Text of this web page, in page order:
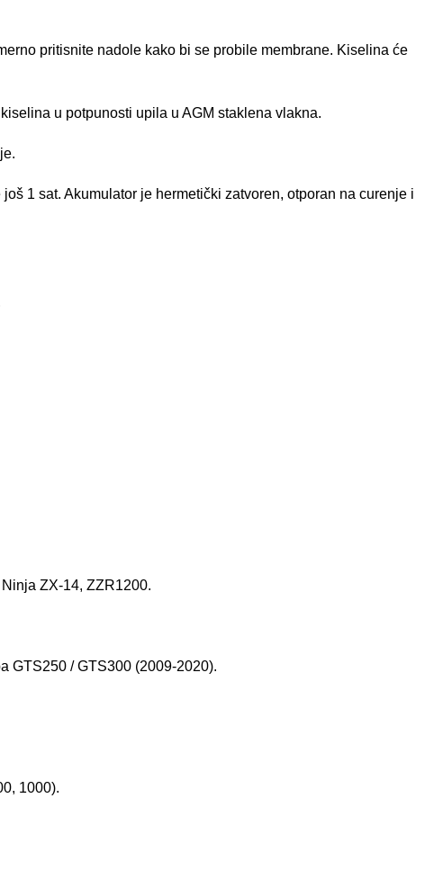
pritisnite nadole kako bi se probile membrane. Kiselina će
u potpunosti upila u AGM staklena vlakna.
1 sat. Akumulator je hermetički zatvoren, otporan na curenje i
ZX-14, ZZR1200.
GTS250 / GTS300 (2009-2020).
1000).